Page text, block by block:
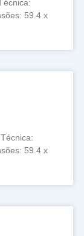
59.4 x
59.4 x